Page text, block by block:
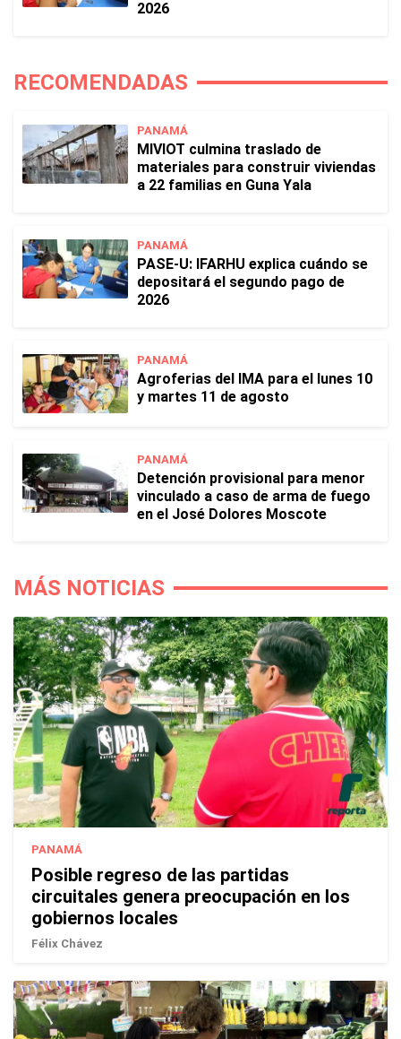
2026
RECOMENDADAS
PANAMÁ
MIVIOT culmina traslado de
materiales para construir viviendas
a 22 familias en Guna Yala
PANAMÁ
PASE-U: IFARHU explica cuándo se
depositará el segundo pago de
2026
PANAMÁ
Agroferias del IMA para el lunes 10
y martes 11 de agosto
PANAMÁ
Detención provisional para menor
vinculado a caso de arma de fuego
en el José Dolores Moscote
MÁS NOTICIAS
PANAMÁ
Posible regreso de las partidas
circuitales genera preocupación en los
gobiernos locales
Félix Chávez